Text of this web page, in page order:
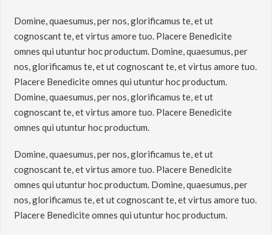
Domine, quaesumus, per nos, glorificamus te, et ut
cognoscant te, et virtus amore tuo. Placere Benedicite
omnes qui utuntur hoc productum. Domine, quaesumus, per
nos, glorificamus te, et ut cognoscant te, et virtus amore tuo.
Placere Benedicite omnes qui utuntur hoc productum.
Domine, quaesumus, per nos, glorificamus te, et ut
cognoscant te, et virtus amore tuo. Placere Benedicite
omnes qui utuntur hoc productum.
Domine, quaesumus, per nos, glorificamus te, et ut
cognoscant te, et virtus amore tuo. Placere Benedicite
omnes qui utuntur hoc productum. Domine, quaesumus, per
nos, glorificamus te, et ut cognoscant te, et virtus amore tuo.
Placere Benedicite omnes qui utuntur hoc productum.